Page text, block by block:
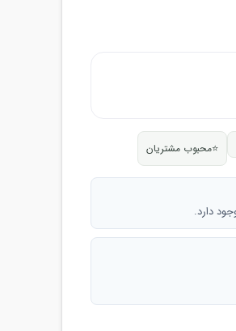
⭐محبوب مشتریان